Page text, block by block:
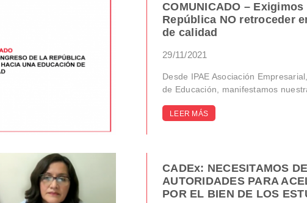
COMUNICADO –
República NO retroceder
de calidad
29/11/2021
Desde IPAE Asociación
de Educación, manifestamos
LEER MÁS
CADEx: NECESITAMOS
AUTORIDADES PARA
POR EL BIEN DE LOS